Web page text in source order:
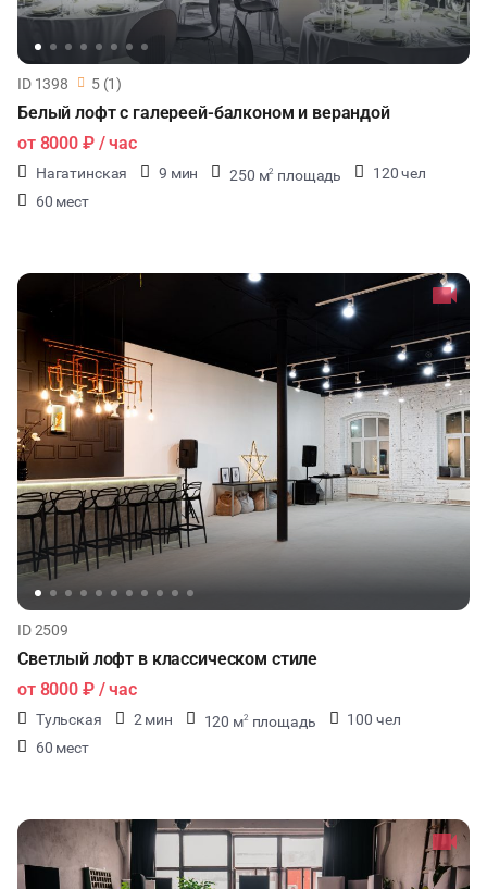
ID 1398 5 (1)
Белый лофт с галереей-балконом и верандой
от 8000 ₽/ час
Нагатинская 9 мин 250 м2 площадь
120 чел
60 мест
ID 2509
Светлый лофт в классическом стиле
от 8000 ₽/ час
Тульская 2 мин 120 м2 площадь
100 чел
60 мест